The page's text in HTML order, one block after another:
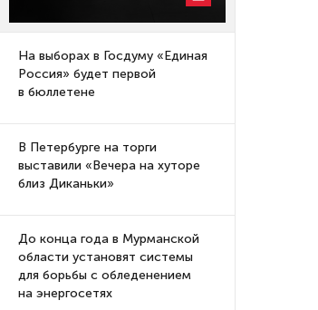
На выборах в Госдуму «Единая
Россия» будет первой
в бюллетене
В Петербурге на торги
выставили «Вечера на хуторе
близ Диканьки»
До конца года в Мурманской
области установят системы
для борьбы с обледенением
на энергосетях